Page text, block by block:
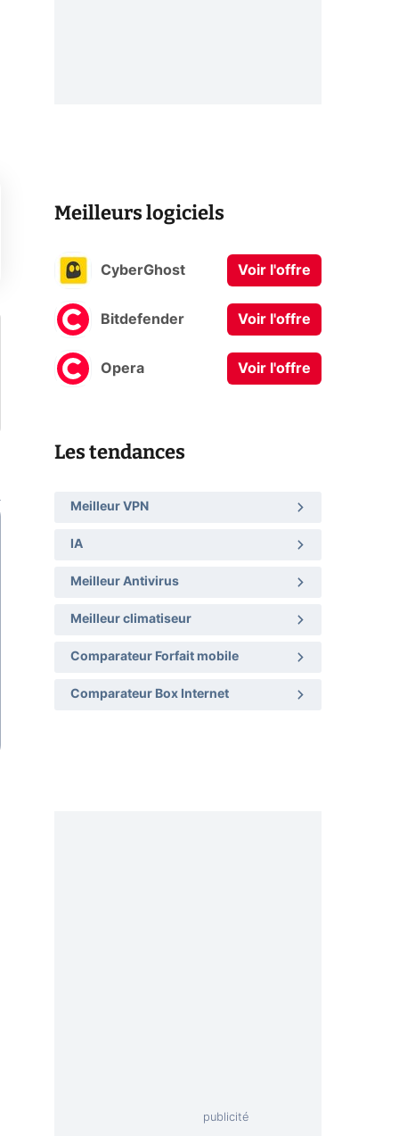
Meilleurs logiciels
CyberGhost Voir l'offre
Bitdefender Voir l'offre
Opera Voir l'offre
Les tendances
Meilleur VPN
IA
Meilleur Antivirus
Meilleur climatiseur
Comparateur Forfait mobile
Comparateur Box Internet